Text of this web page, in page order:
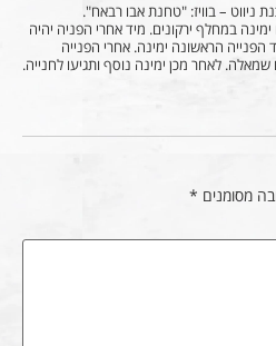
ניווט – בוויז: "טחנת אבו רבאח".
פונים ימינה במחלף ירקונים. מיד אחרי הפניה יהיה
הראשונה ימינה. אחרי הפנייה
מסומנים *